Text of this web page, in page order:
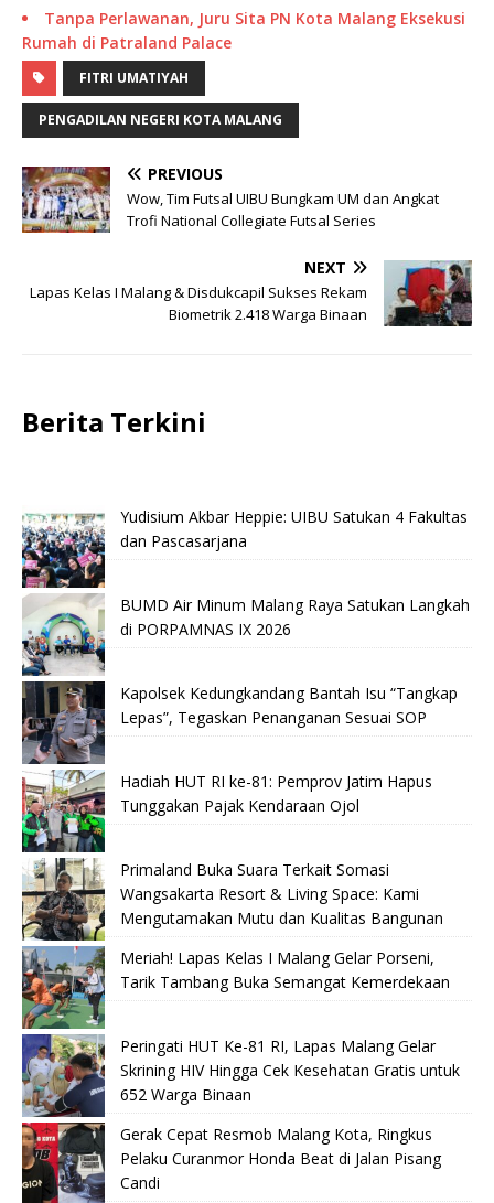
Tanpa Perlawanan, Juru Sita PN Kota Malang Eksekusi
Rumah di Patraland Palace
FITRI UMATIYAH
PENGADILAN NEGERI KOTA MALANG
PREVIOUS
Wow, Tim Futsal UIBU Bungkam UM dan Angkat
Trofi National Collegiate Futsal Series
NEXT
Lapas Kelas I Malang & Disdukcapil Sukses Rekam
Biometrik 2.418 Warga Binaan
Berita Terkini
Yudisium Akbar Heppie: UIBU Satukan 4 Fakultas
dan Pascasarjana
BUMD Air Minum Malang Raya Satukan Langkah
di PORPAMNAS IX 2026
Kapolsek Kedungkandang Bantah Isu “Tangkap
Lepas”, Tegaskan Penanganan Sesuai SOP
Hadiah HUT RI ke-81: Pemprov Jatim Hapus
Tunggakan Pajak Kendaraan Ojol
Primaland Buka Suara Terkait Somasi
Wangsakarta Resort & Living Space: Kami
Mengutamakan Mutu dan Kualitas Bangunan
Meriah! Lapas Kelas I Malang Gelar Porseni,
Tarik Tambang Buka Semangat Kemerdekaan
Peringati HUT Ke-81 RI, Lapas Malang Gelar
Skrining HIV Hingga Cek Kesehatan Gratis untuk
652 Warga Binaan
Gerak Cepat Resmob Malang Kota, Ringkus
Pelaku Curanmor Honda Beat di Jalan Pisang
Candi